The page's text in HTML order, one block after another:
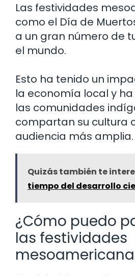
Las festividades
como el Día de
a un gran número de
el mundo.
Esto ha tenido un
la economía local y
las comunidades
compartan su cultura
audiencia más amplia.
Quizás también te
tiempo del desarrollo
¿Cómo puedo
las festividades